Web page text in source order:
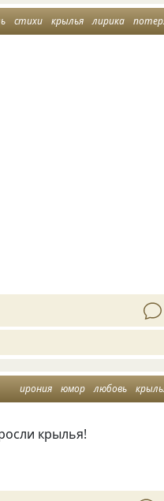
стихи крылья лирика
ирония юмор любовь
крылья!